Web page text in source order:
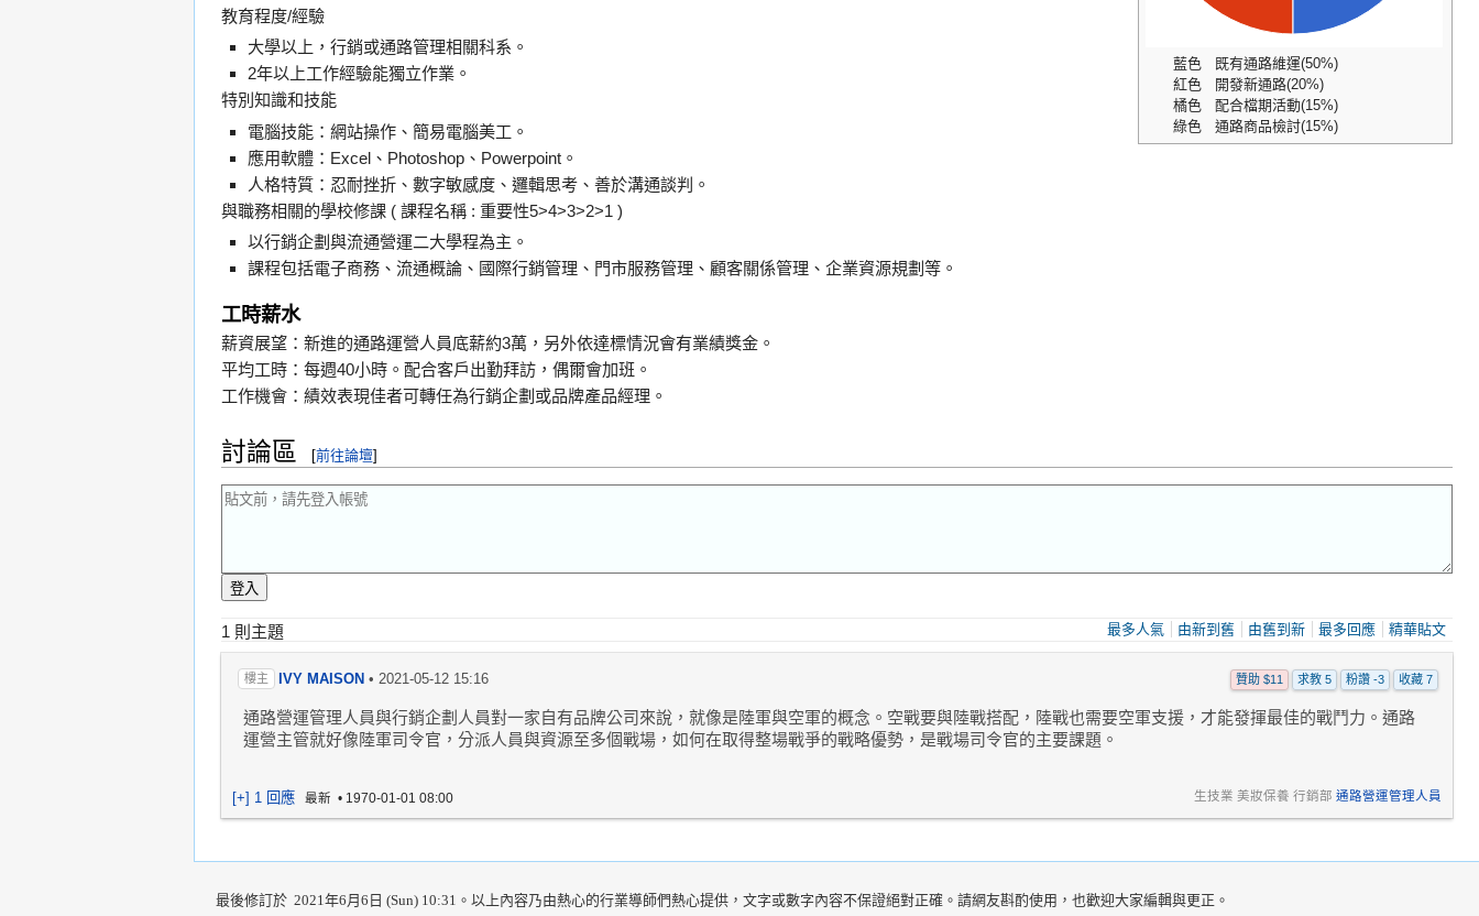
藍色 既有通路維運(50%)
紅色 開發新通路(20%)
橘色 配合檔期活動(15%)
綠色 通路商品檢討(15%)
教育程度/經驗
大學以上，行銷或通路管理相關科系。
2年以上工作經驗能獨立作業。
特別知識和技能
電腦技能：網站操作、簡易電腦美工。
應用軟體：Excel、Photoshop、Powerpoint。
人格特質：忍耐挫折、數字敏感度、邏輯思考、善於溝通談判。
與職務相關的學校修課 ( 課程名稱 : 重要性5>4>3>2>1 )
以行銷企劃與流通營運二大學程為主。
課程包括電子商務、流通概論、國際行銷管理、門市服務管理、顧客關係管理、企業資源規劃等。
工時薪水
薪資展望：新進的通路運營人員底薪約3萬，另外依達標情況會有業績獎金。
平均工時：每週40小時。配合客戶出勤拜訪，偶爾會加班。
工作機會：績效表現佳者可轉任為行銷企劃或品牌產品經理。
討論區 [前往論壇]
1 則主題 最多人氣 由新到舊 由舊到新 最多回應 精華貼文
樓主 IVY MAISON • 2021-05-12 15:16 贊助 $11 求教 5 粉讚 -3 收藏 7
通路營運管理人員與行銷企劃人員對一家自有品牌公司來說，就像是陸軍與空軍的概念。空戰要與陸戰搭配，陸戰也需要空軍支援，才能發揮最佳的戰鬥力。通路
運營主管就好像陸軍司令官，分派人員與資源至多個戰場，如何在取得整場戰爭的戰略優勢，是戰場司令官的主要課題。
[+] 1 回應 最新 • 1970-01-01 08:00 生技業 美妝保養 行銷部 通路營運管理人員
最後修訂於 2021年6月6日 (Sun) 10:31。以上內容乃由熱心的行業導師們熱心提供，文字或數字內容不保證絕對正確。請網友斟酌使用，也歡迎大家編輯與更正。